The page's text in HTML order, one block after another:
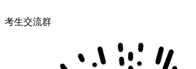
考生交流群